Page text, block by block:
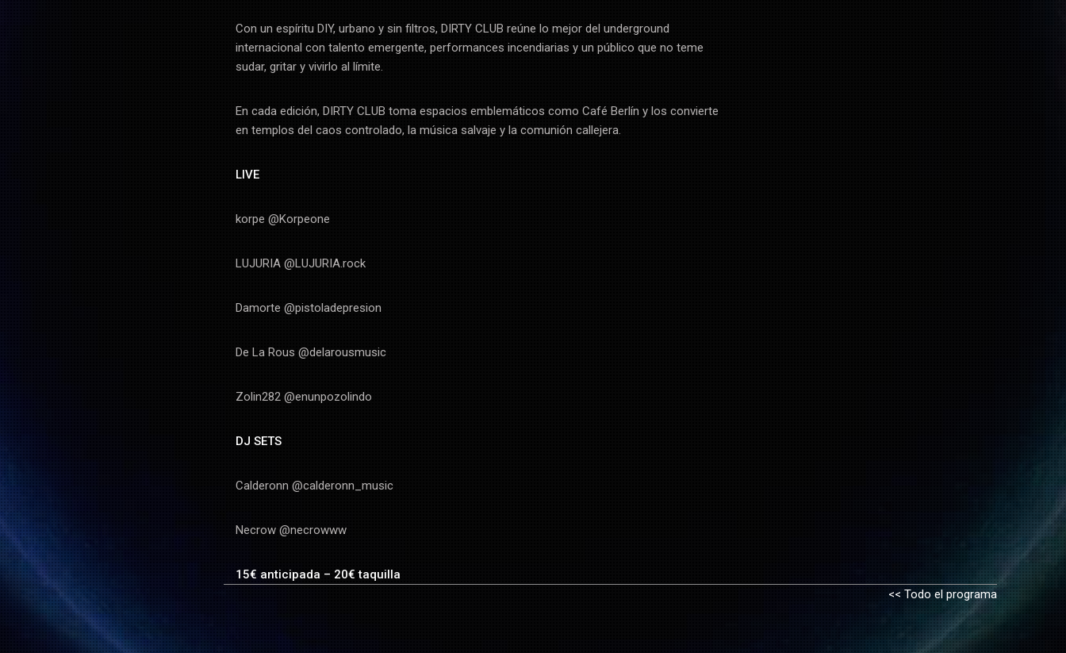
Con un espíritu DIY, urbano y sin filtros, DIRTY CLUB reúne lo mejor del underground
internacional con talento emergente, performances incendiarias y un público que no teme
sudar, gritar y vivirlo al límite.
En cada edición, DIRTY CLUB toma espacios emblemáticos como Café Berlín y los convierte
en templos del caos controlado, la música salvaje y la comunión callejera.
LIVE
korpe @Korpeone
LUJURIA @LUJURIA.rock
Damorte @pistoladepresion
De La Rous @delarousmusic
Zolin282 @enunpozolindo
DJ SETS
Calderonn @calderonn_music
Necrow @necrowww
15€ anticipada – 20€ taquilla
<< Todo el programa